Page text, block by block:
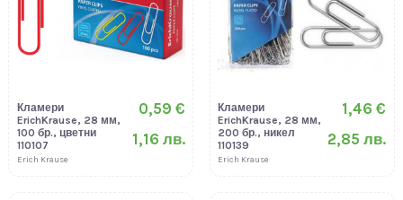
Кламери
ErichKrause, 28 мм,
100 бр., цветни
110107
Erich Krause
0,59 €
1,16 лв.
Кламери
ErichKrause, 28 мм,
200 бр., никел
110139
Erich Krause
1,46 €
2,85 лв.